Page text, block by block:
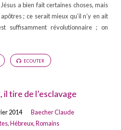
a bien fait certaines choses, mais
; ce serait mieux qu’il n’y en ait
suffisamment révolutionnaire ; on
ECOUTER
il tire de l’esclavage
2014
Baecher Claude
,Hébreux,Romains